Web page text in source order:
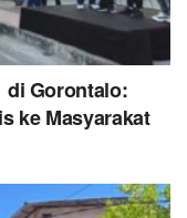
di Gorontalo:
ke Masyarakat